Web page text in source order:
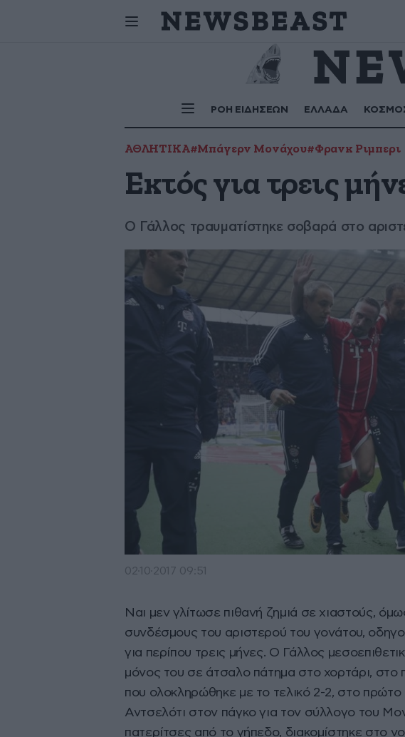
Σήμερα γιορτάζουν:
ΡΟΗ ΕΙΔΗΣΕΩΝ ΕΛΛΑΔΑ
ΑΘΛΗΤΙΚΑ#Μπάγερν Μονάχου#Φρανκ Ριμπερι
Εκτός για τρεις
Ο Γάλλος τραυματίστηκε σοβαρά στο
02·10·2017 09:51
Ναι μεν γλίτωσε πιθανή ζημιά σε χιαστούς,
συνδέσμους του αριστερού του γονάτου,
για περίπου τρεις μήνες. Ο Γάλλος
μόνος του σε άτσαλο πάτημα στο χορτάρι, στο
που ολοκληρώθηκε με το τελικό 2-2, στο πρώτο
Αντσελότι στον πάγκο για τον σύλλογο του
πατερίτσες από το γήπεδο, διακομίστηκε στο